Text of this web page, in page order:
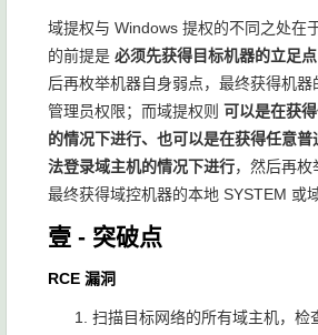
域提权与 Windows 提权的不同之处在
的前提是 必须先获得目标机器的立足点
后再枚举机器自身弱点，最终获得机器
管理员权限；而域提权则 可以是在获
的情况下进行、也可以是在获得任意
法登录域主机的情况下进行，然后再枚
最终获得域控机器的本地 SYSTEM 或
壹 - 突破点
RCE 漏洞
扫描目标网络的所有域主机，检